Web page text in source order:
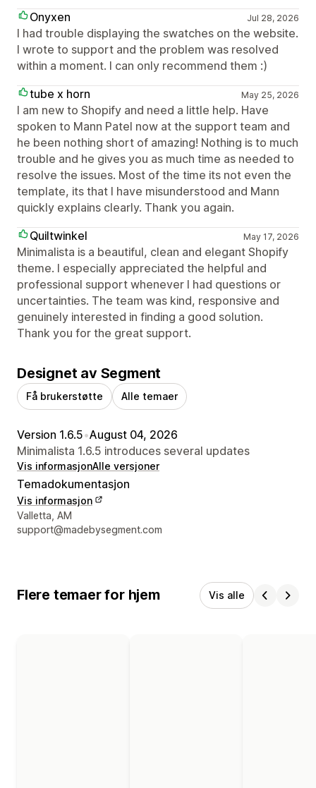
Onyxen Jul 28, 2026
I had trouble displaying the swatches on the website.
I wrote to support and the problem was resolved
within a moment. I can only recommend them :)
tube x horn
May 25, 2026
I am new to Shopify and need a little help. Have
spoken to Mann Patel now at the support team and
he been nothing short of amazing! Nothing is to much
trouble and he gives you as much time as needed to
resolve the issues. Most of the time its not even the
template, its that I have misunderstood and Mann
quickly explains clearly. Thank you again.
Quiltwinkel
May 17, 2026
Minimalista is a beautiful, clean and elegant Shopify
theme. I especially appreciated the helpful and
professional support whenever I had questions or
uncertainties. The team was kind, responsive and
genuinely interested in finding a good solution.
Thank you for the great support.
Designet av Segment
Få brukerstøtte Alle temaer
Version 1.6.5•August 04, 2026
Minimalista 1.6.5 introduces several updates
Vis informasjonAlle versjoner
Temadokumentasjon
Vis informasjon
Designerens kontaktinfo
Valletta, AM
support@madebysegment.com
Flere temaer for hjem Vis alle